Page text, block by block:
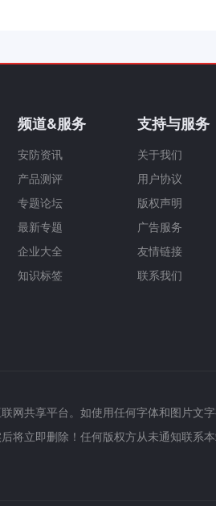
频道&服务
安防资讯
产品测评
专题论坛
最新专题
企业大全
知识标签
支持与服务
关于我们
用户协议
版权声明
广告服务
友情链接
联系我们
网共享平台。如使用任何字体和图片
将立即删除！任何版权方从未通知联